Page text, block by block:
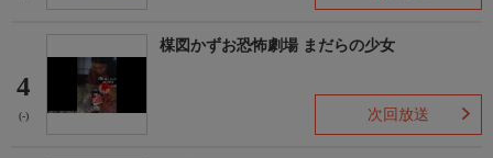
4
(-)
楳図かずお恐怖劇場 まだらの少女
次回放送